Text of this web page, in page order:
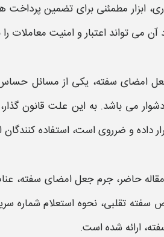
ابزار مطمئنی برای تضمین
آن می‌ تواند اعتبار و امنیت معاملات
امضای سفته، یکی از مسائل
می باشد. به این علت قانون
داده و ضرروی است، استفاده
حاضر،جرم جعل امضای سفته،
سفته تقلبی، نحوه استعلام شماره
ارائه شده است.